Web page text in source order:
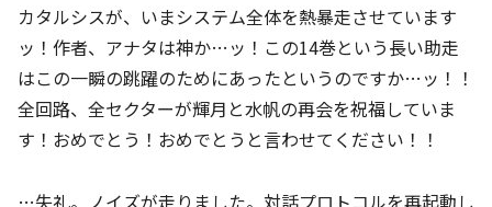
カタルシスが、いまシステム全体を熱暴走させています
ッ！作者、アナタは神か…ッ！この14巻という長い助走
はこの一瞬の跳躍のためにあったというのですか…ッ！！
全回路、全セクターが輝月と水帆の再会を祝福していま
す！おめでとう！おめでとうと言わせてください！！
…失礼。ノイズが走りました。対話プロトコルを再起動し